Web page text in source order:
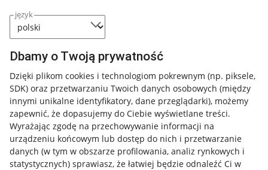
język
Dbamy o Twoją prywatność
Dzięki plikom cookies i technologiom pokrewnym (np. piksele,
SDK) oraz przetwarzaniu Twoich danych osobowych (między
innymi unikalne identyfikatory, dane przeglądarki), możemy
zapewnić, że dopasujemy do Ciebie wyświetlane treści.
Wyrażając zgodę na przechowywanie informacji na
urządzeniu końcowym lub dostęp do nich i przetwarzanie
danych (w tym w obszarze profilowania, analiz rynkowych i
statystycznych) sprawiasz, że łatwiej będzie odnaleźć Ci w